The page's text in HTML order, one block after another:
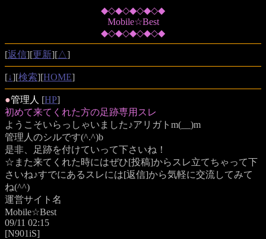
◆◇◆◇◆◇◆◇◆
Mobile☆Best
◆◇◆◇◆◇◆◇◆
[返信][更新][△]
[↓][検索][HOME]
●管理人 [HP]
初めて来てくれた方の足跡専用スレ
ようこそいらっしゃいました♪アリガトm(__)m
管理人のシルです(^.^)b
是非、足跡を付けていって下さいね！
☆また来てくれた時にはぜひ[投稿]からスレ立てちゃって下
さいね♪すでにあるスレには[返信]から気軽に交流してみて
ね(^^)
運営サイト名
Mobile☆Best
09/11 02:15
[N901iS]